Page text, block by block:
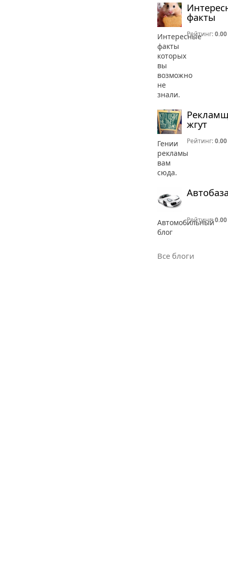
факты
Интересные
факты
которых
вы
возможно
не
знали.
Рейтинг:0.00
жгут
Гении
рекламы
вам
сюда.
Рейтинг:0.00
Автомобильный
блог
Рейтинг:0.00
Все блоги